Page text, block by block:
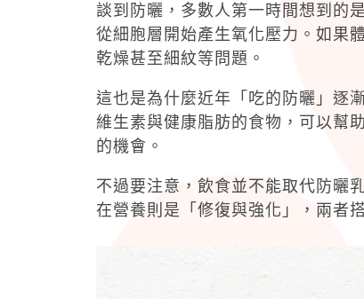
談到防曬，多數人第一時間想到的
從細胞層開始產生氧化壓力。如果
乾燥甚至細紋等問題。
這也是為什麼近年「吃的防曬」逐
維生素與健康脂肪的食物，可以幫
的機會。
不過要注意，飲食並不能取代防曬
在營養則是「修復與強化」，兩者